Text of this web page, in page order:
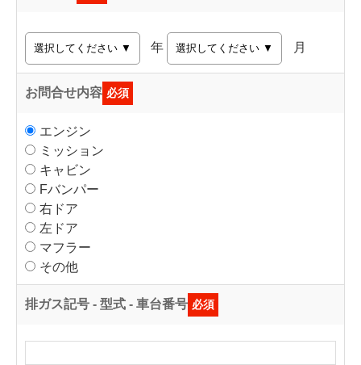
年 月
お問合せ内容 必須
エンジン
ミッション
キャビン
Fバンパー
右ドア
左ドア
マフラー
その他
排ガス記号 - 型式 - 車台番号 必須